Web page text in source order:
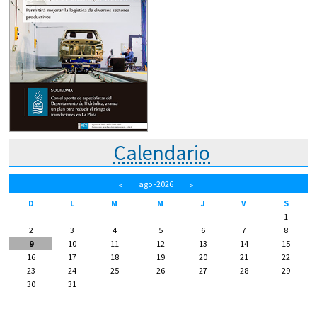
Calendario
< ago-2026
>
D
L M M J V
S
1
2
3 4 5 6 7
8
9
10 11 12 13 14
15
16
17 18 19 20 21
22
23
24 25 26 27 28
29
30
31